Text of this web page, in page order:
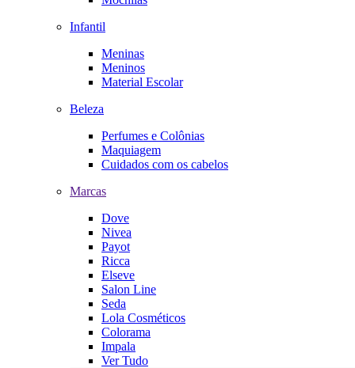
Infantil
Meninas
Meninos
Material Escolar
Beleza
Perfumes e Colônias
Maquiagem
Cuidados com os cabelos
Marcas
Dove
Nivea
Payot
Ricca
Elseve
Salon Line
Seda
Lola Cosméticos
Colorama
Impala
Ver Tudo